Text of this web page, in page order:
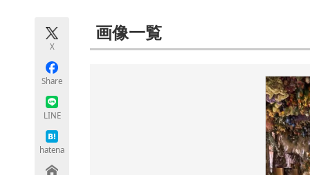
X
Share
LINE
hatena
画像一覧